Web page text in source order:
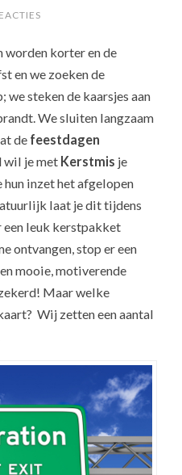
worden korter en de
en we zoeken de
steken de kaarsjes aan
We sluiten langzaam
de feestdagen
wil je met Kerstmis je
hun inzet het afgelopen
laat je dit tijdens
een leuk kerstpakket
ontvangen, stop er een
mooie, motiverende
Maar welke
Wij zetten een aantal